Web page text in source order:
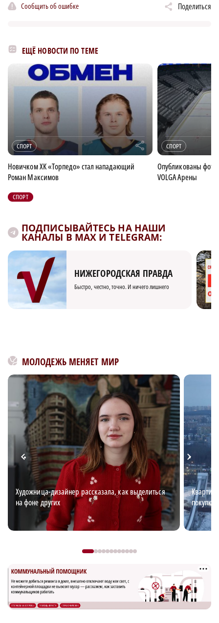
Сообщить об ошибке Поделиться
ЕЩЁ НОВОСТИ ПО ТЕМЕ
СПОРТ r
Новичком ХК «Торпедо» стал нападающий
Роман Максимов
СПОРТ
Опубликованы
VOLGA Арены
СПОРТ
ПОДПИСЫВАЙТЕСЬ НА НАШИ
КАНАЛЫ В MAX И TELEGRAM:
НИЖЕГОРОДСКАЯ ПРАВДА
Быстро, честно, точно. И ничего лишнего
МОЛОДЕЖЬ МЕНЯЕТ МИР
Художница-дизайнер рассказала, как выделиться
на фоне других